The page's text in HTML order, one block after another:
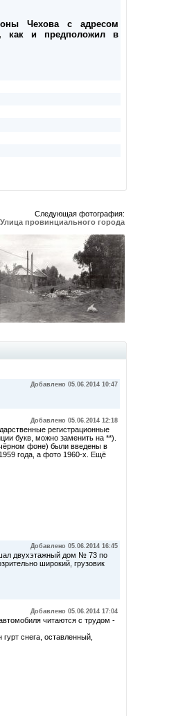
Чехова с адресом
как и предположил в
Следующая фотография:
Улица провинциального города
Добавлено 05.06.2014 10:47
Добавлено 05.06.2014 12:18
регистрационные
букв, можно заменить на **).
фоне) были введены в
года, а фото 1960-х. Ещё
Добавлено 05.06.2014 16:45
двухэтажный дом № 73 по
широкий, грузовик
Добавлено 05.06.2014 17:04
читаются с трудом -
снега, оставленный,